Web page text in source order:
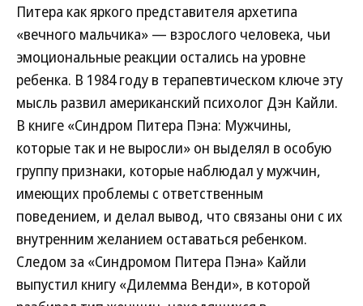
Питера как яркого представителя архетипа
«вечного мальчика» — взрослого человека, чьи
эмоциональные реакции остались на уровне
ребенка. В 1984 году в терапевтическом ключе эту
мысль развил американский психолог Дэн Кайли.
В книге «Синдром Питера Пэна: Мужчины,
которые так и не выросли» он выделял в особую
группу признаки, которые наблюдал у мужчин,
имеющих проблемы с ответственным
поведением, и делал вывод, что связаны они с их
внутренним желанием оставаться ребенком.
Следом за «Синдромом Питера Пэна» Кайли
выпустил книгу «Дилемма Венди», в которой